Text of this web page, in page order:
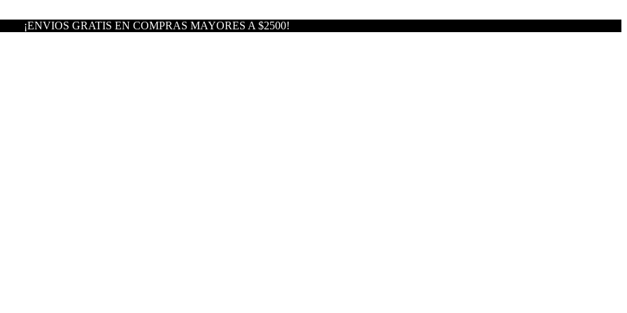
¡ENVIOS GRATIS EN COMPRAS MAYORES A $2500!